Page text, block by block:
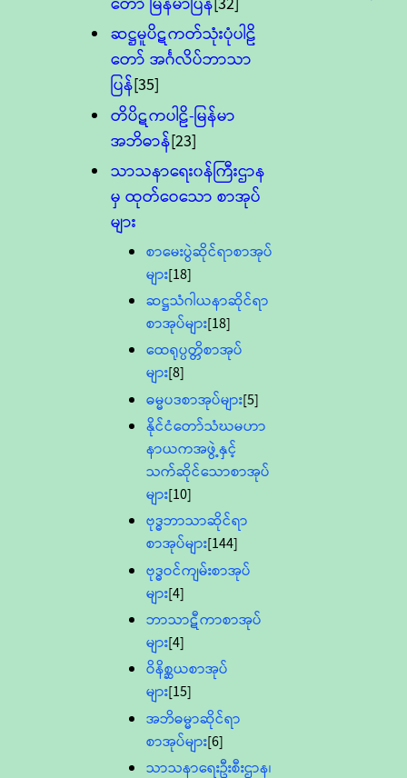
ဆဋ္ဌမူပိဋကတ်သုံးပုံပါဠိ
တော် အင်္ဂလိပ်ဘာသာ
ပြန်[35]
တိပိဋကပါဠိ-မြန်မာ
အဘိဓာန်[23]
သာသနာရေး၀န်ကြီးဌာန
မှ ထုတ်ဝေသော စာအုပ်
များ
စာမေးပွဲဆိုင်ရာစာအုပ်
များ[18]
ဆဋ္ဌသံဂါယနာဆိုင်ရာ
စာအုပ်များ[18]
ထေရုပ္ပတ္တိစာအုပ်
များ[8]
ဓမ္မပဒစာအုပ်များ[5]
နိုင်ငံတော်သံဃမဟာ
နာယကအဖွဲ့နှင့်
သက်ဆိုင်သောစာအုပ်
များ[10]
ဗုဒ္ဓဘာသာဆိုင်ရာ
စာအုပ်များ[144]
ဗုဒ္ဓဝင်ကျမ်းစာအုပ်
များ[4]
ဘာသာဋီကာစာအုပ်
များ[4]
ဝိနိစ္ဆယစာအုပ်
များ[15]
အဘိဓမ္မာဆိုင်ရာ
စာအုပ်များ[6]
သာသနာရေးဦးစီးဌာန၊